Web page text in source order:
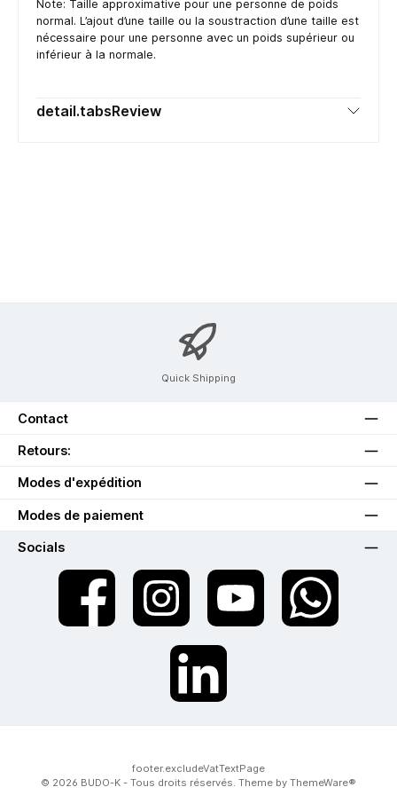
Note: Taille approximative pour une personne de poids
normal. L’ajout d’une taille ou la soustraction d’une taille est
nécessaire pour une personne avec un poids supérieur ou
inférieur à la normale.
detail.tabsReview
Quick Shipping
Contact
Retours:
Modes d'expédition
Modes de paiement
Socials
twt.widget.communities.facebook.name
twt.widget.communities.instagram.name
twt.widget.communities.linkedin.name
footer.excludeVatTextPage
© 2026 BUDO-K - Tous droits réservés. Theme by ThemeWare®